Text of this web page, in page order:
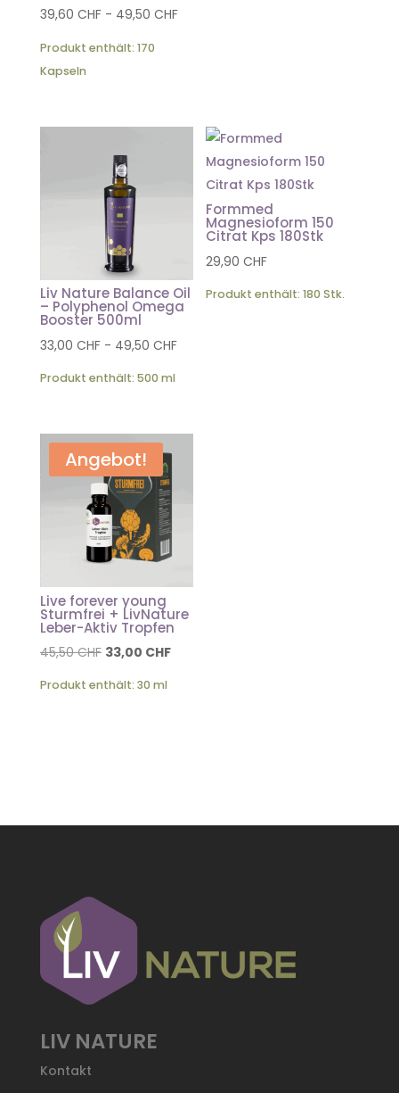
39,60 CHF- 49,50 CHF
Produkt enthält: 170
Kapseln
Liv Nature Balance Oil
– Polyphenol Omega
Booster 500ml
33,00 CHF- 49,50 CHF
Produkt enthält: 500 ml
Formmed
Magnesioform 150
Citrat Kps 180Stk
29,90CHF
Produkt enthält: 180Stk.
Angebot!
Live forever young
Sturmfrei + LivNature
Leber-Aktiv Tropfen
45,50CHF Ursprünglicher
33,00 CHFAktueller
Produkt enthält: 30 ml
LIV NATURE
Kontakt